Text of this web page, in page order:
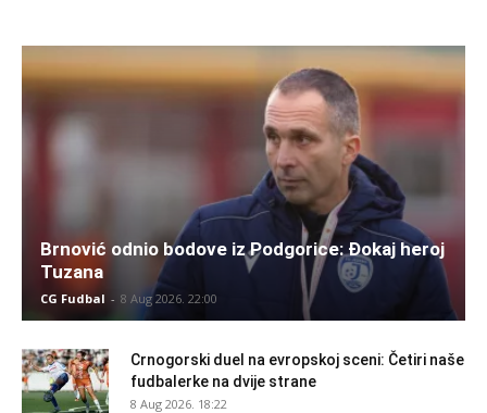
Brnović odnio bodove iz Podgorice: Đokaj heroj
Tuzana
CG Fudbal - 8 Aug 2026. 22:00
Crnogorski duel na evropskoj sceni: Četiri naše
fudbalerke na dvije strane
8 Aug 2026. 18:22